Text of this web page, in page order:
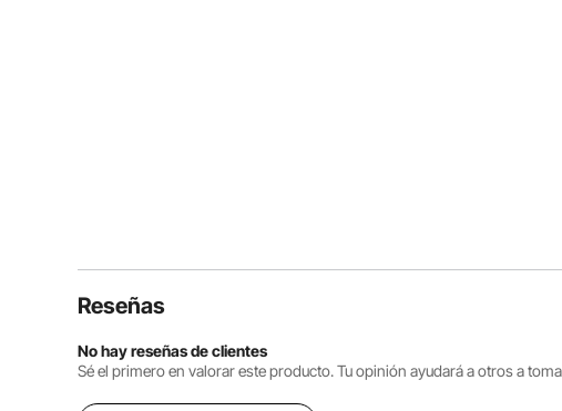
Reseñas
No hay reseñas de clientes
Sé el primero en valorar este producto. Tu opinión ayudará a otros a